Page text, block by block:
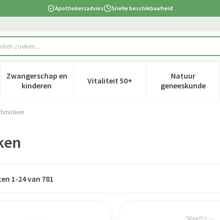
Apothekersadvies Snelle beschikbaarheid
verzorging en hygiëne categorie
voor Dieet, voeding en vitamines categorie
Zwangerschap en
kinderenToon submenu voor Zwangerschap en kinderen
Vitaliteit 50+Toon submenu voor Vitaliteit
Natuur
geneeskunde
Toon
1-24van 781